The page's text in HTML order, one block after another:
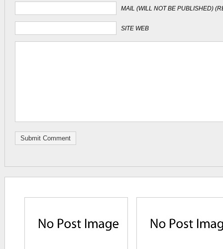
MAIL (WILL NOT BE PUBLISHED)
SITE WEB